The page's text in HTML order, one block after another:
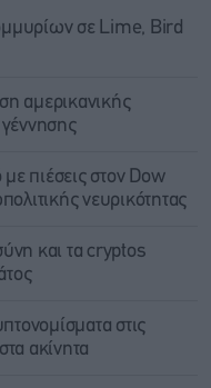
σε Lime, Bird
αμερικανικής
πιέσεις στον Dow
νευρικότητας
και τα cryptos
στις
ακίνητα